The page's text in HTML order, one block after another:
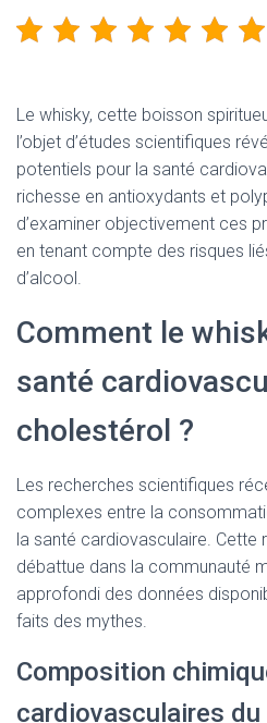
Le whisky, cette boisson
l’objet d’études scientifiques
potentiels pour la santé
richesse en antioxydants et
d’examiner objectivement ces
en tenant compte des risques
d’alcool.
Comment le
santé
cholestérol ?
Les recherches scientifiques
complexes entre la
la santé cardiovasculaire. Cette
débattue dans la communauté
approfondi des données
faits des mythes.
Composition
cardiovasculaires